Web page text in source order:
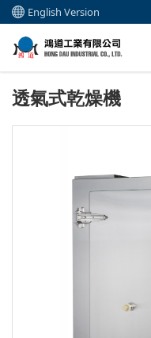
English Version
透氣式乾燥機